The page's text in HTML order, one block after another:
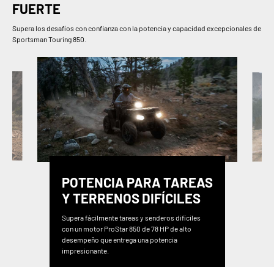
FUERTE
Supera los desafíos con confianza con la potencia y capacidad excepcionales de
Sportsman Touring 850.
POTENCIA PARA TAREAS
Y TERRENOS DIFÍCILES
Supera fácilmente tareas y senderos difíciles
con un motor ProStar 850 de 78 HP de alto
desempeño que entrega una potencia
impresionante.